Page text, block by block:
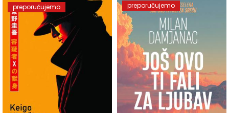
preporučujemo preporučujemo